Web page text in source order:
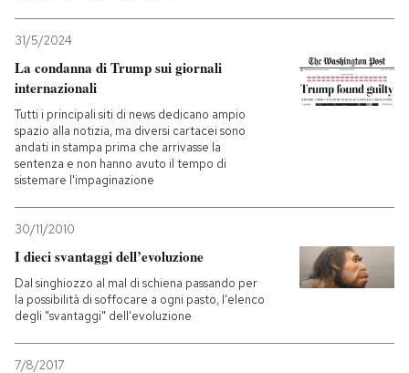
31/5/2024
La condanna di Trump sui giornali
internazionali
Tutti i principali siti di news dedicano ampio
spazio alla notizia, ma diversi cartacei sono
andati in stampa prima che arrivasse la
sentenza e non hanno avuto il tempo di
sistemare l'impaginazione
30/11/2010
I dieci svantaggi dell’evoluzione
Dal singhiozzo al mal di schiena passando per
la possibilità di soffocare a ogni pasto, l'elenco
degli "svantaggi" dell'evoluzione
7/8/2017